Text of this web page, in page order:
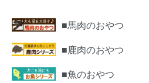
■馬肉のおやつ
■鹿肉のおやつ
■魚のおやつ